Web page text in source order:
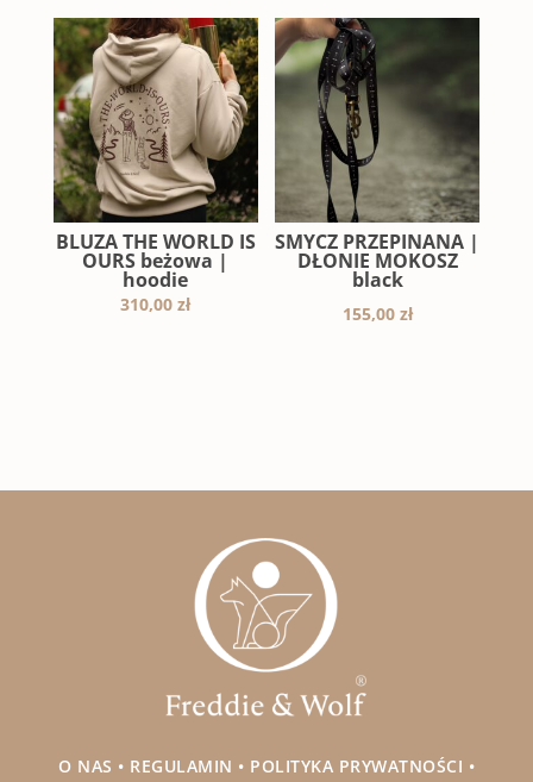
120,00 zł
do
165,00 zł
od
do
70,00 zł
BLUZA THE WORLD IS
OURS beżowa |
hoodie
310,00zł
SMYCZ PRZEPINANA |
DŁONIE MOKOSZ
black
155,00 zł
O NAS • REGULAMIN • POLITYKA PRYWATNOŚCI •